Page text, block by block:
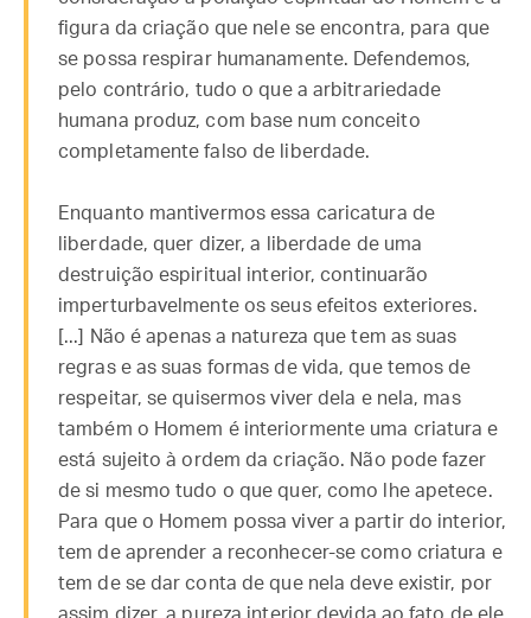
figura da criação que nele se encontra, para que
se possa respirar humanamente. Defendemos,
pelo contrário, tudo o que a arbitrariedade
humana produz, com base num conceito
completamente falso de liberdade.
Enquanto mantivermos essa caricatura de
liberdade, quer dizer, a liberdade de uma
destruição espiritual interior, continuarão
imperturbavelmente os seus efeitos exteriores.
[...] Não é apenas a natureza que tem as suas
regras e as suas formas de vida, que temos de
respeitar, se quisermos viver dela e nela, mas
também o Homem é interiormente uma criatura e
está sujeito à ordem da criação. Não pode fazer
de si mesmo tudo o que quer, como lhe apetece.
Para que o Homem possa viver a partir do interior,
tem de aprender a reconhecer-se como criatura e
tem de se dar conta de que nela deve existir, por